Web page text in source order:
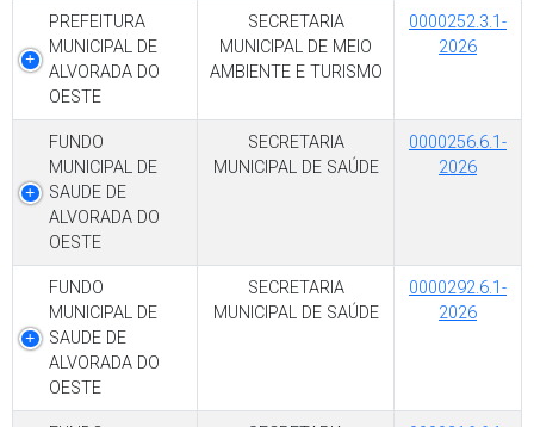
PREFEITURA
MUNICIPAL DE
ALVORADA DO
OESTE
SECRETARIA
MUNICIPAL DE MEIO
AMBIENTE E TURISMO
0000252.3.1-
2026
FUNDO
MUNICIPAL DE
SAUDE DE
ALVORADA DO
OESTE
SECRETARIA
MUNICIPAL DE SAÚDE
0000256.6.1-
2026
FUNDO
MUNICIPAL DE
SAUDE DE
ALVORADA DO
OESTE
SECRETARIA
MUNICIPAL DE SAÚDE
0000292.6.1-
2026